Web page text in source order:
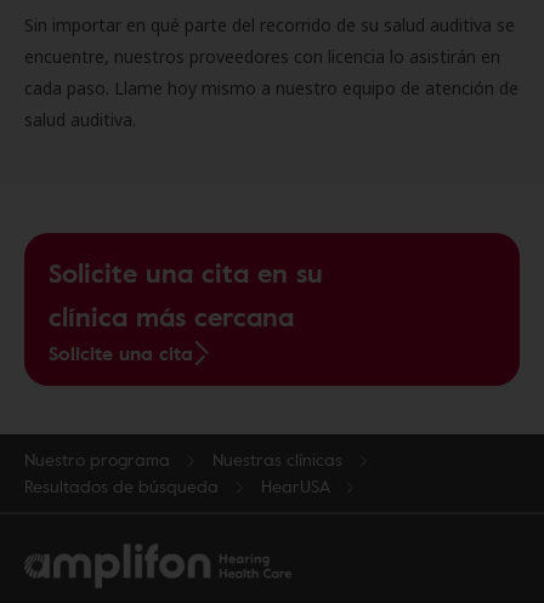
Sin importar en qué parte del recorrido de su salud auditiva se
encuentre, nuestros proveedores con licencia lo asistirán en
cada paso. Llame hoy mismo a nuestro equipo de atención de
salud auditiva.
Solicite una cita en su
clínica más cercana
Solicite una cita
Nuestro programa
Nuestras clínicas
Resultados de búsqueda
HearUSA